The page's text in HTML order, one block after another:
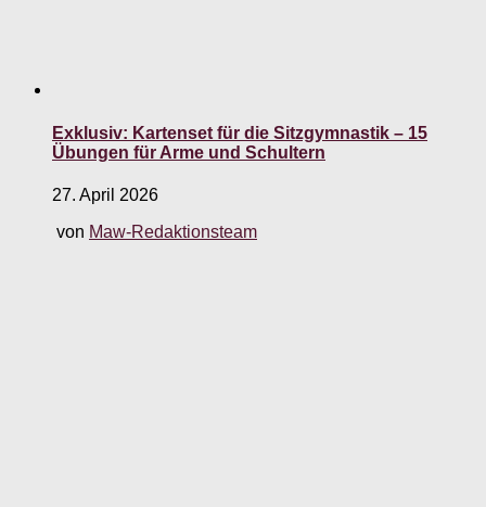
Exklusiv: Kartenset für die Sitzgymnastik – 15
Übungen für Arme und Schultern
27. April 2026
von Maw-Redaktionsteam